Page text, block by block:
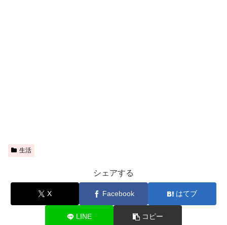
生活
シェアする
X Facebook はてブ
LINE コピー